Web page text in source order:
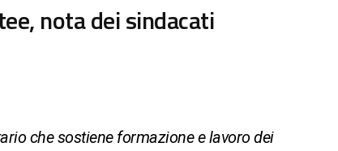
nota dei sindacati
che sostiene formazione e lavoro dei